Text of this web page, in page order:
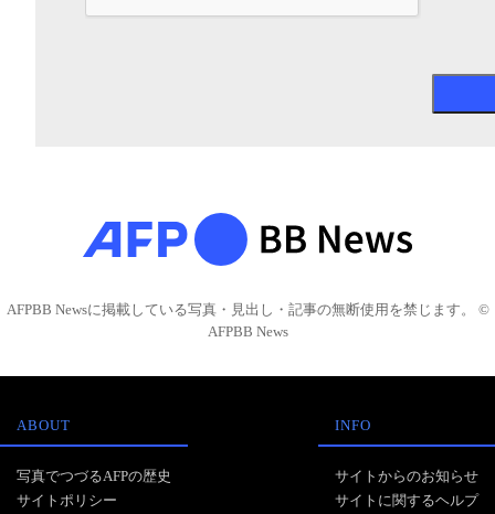
AFPBB Newsに掲載している写真・見出し・記事の無断使用を禁じます。 ©
AFPBB News
ABOUT
写真でつづるAFPの歴史
サイトポリシー
INFO
サイトからのお知らせ
サイトに関するヘルプ